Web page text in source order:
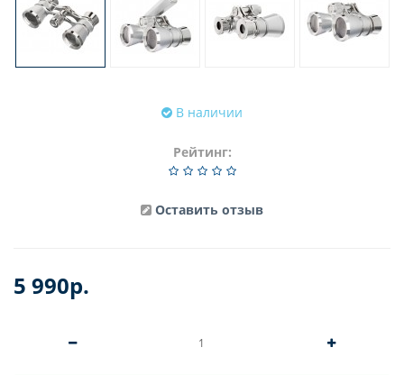
В наличии
Рейтинг:
Оставить отзыв
5 990р.